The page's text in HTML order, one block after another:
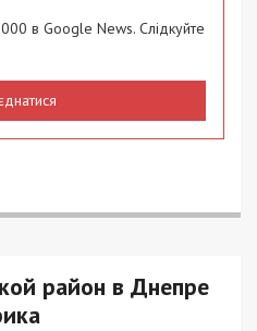
в Google News. Слідкуйте
район в Днепре